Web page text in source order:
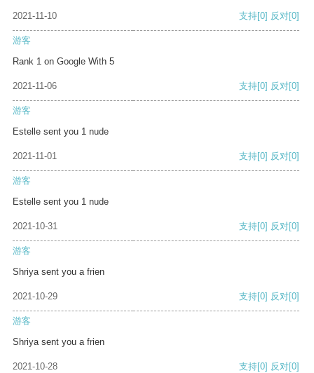
2021-11-10 支持[0] 反对[0]
游客
Rank 1 on Google With 5
2021-11-06 支持[0] 反对[0]
游客
Estelle sent you 1 nude
2021-11-01 支持[0] 反对[0]
游客
Estelle sent you 1 nude
2021-10-31 支持[0] 反对[0]
游客
Shriya sent you a frien
2021-10-29 支持[0] 反对[0]
游客
Shriya sent you a frien
2021-10-28 支持[0] 反对[0]